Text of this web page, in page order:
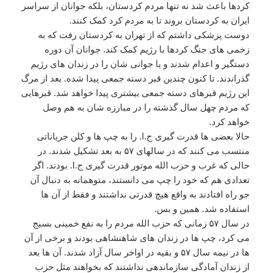
کردها باعث شد نه تنها مردم کردستان، بلکه جوانان از سراسر
ایران به کردستان بروند تا به مردم کرد کمک کنند.
دوست پزشکی داشتم که از تهران به کردستان رفت که به
زخمی های جنگ کردها با رژیم کمک کند. جوانان آن دوره
دستگیر و اعدام شدند و یا جوانی شان را در زندان های رژیم
گذراندند. تا کنون چندین قبر دسته جمعی پیدا شده. بعد از مرگ
این رژیم قبرهای دسته جمعی بیشتری پیدا خواهد شد. قبرهایی
که مردم چهل سال گذشته را در مبارزه شان به هم وصل
خواهد کرد.
حالا بعضی ها قدرت گیری ج.ا. را به چپ ها و کلن جریاناتی
منتسب می کنند که در سالهای ۵۷ به بعد تشکیل شدند. در
حالی که غرب و حزب الله موتور قدرت گیری ج.ا. بودند. اگر
تعدادی هم که خود را چپ می دانستند، متوهمانه به دنبال آن
جو راه افتادند به واقع هیچ قدرتی نداشتند و فقط از آن ها
استفاده شد. همین و بس.
در سال ۵۷ زمانی که حزب الله مردم را به نفع خمینی بسیج
می کرد، چپ ها در زندان های شاهنشاهی بودند و برخی از آن
ها در نیمه سال ۵۷ و بقیه در اواخر سال آزاد شدند. آن ها بعد
از زندان آمادگی سازماندهی نداشتند که بخواهند مثل حزب